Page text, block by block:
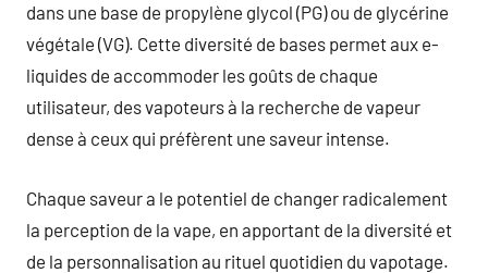
dans une base de propylène glycol (PG) ou de glycérine
végétale (VG). Cette diversité de bases permet aux e-
liquides de accommoder les goûts de chaque
utilisateur, des vapoteurs à la recherche de vapeur
dense à ceux qui préfèrent une saveur intense.
Chaque saveur a le potentiel de changer radicalement
la perception de la vape, en apportant de la diversité et
de la personnalisation au rituel quotidien du vapotage.